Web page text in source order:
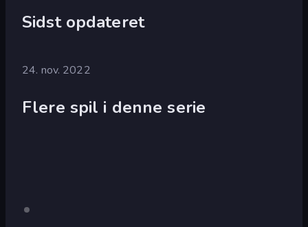
Sidst opdateret
24. nov. 2022
Flere spil i denne serie
Tunnel
Kun